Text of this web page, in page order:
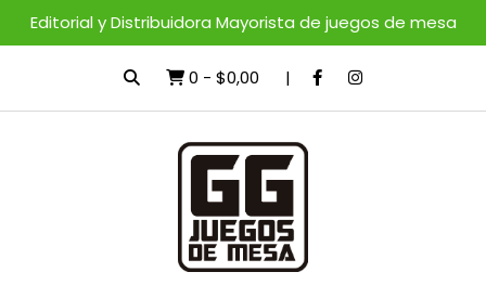
Editorial y Distribuidora Mayorista de juegos de mesa
0 - $0,00